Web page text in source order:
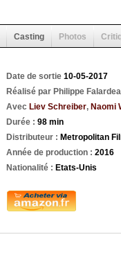
Casting Photos
Date de sortie 10-05-2017
Réalisé par Philippe
Avec Liev Schreiber, Naomi
Durée : 98 min
Distributeur : Metropolitan
Année de production : 2016
Nationalité : Etats-Unis